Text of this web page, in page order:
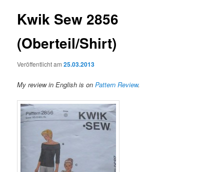
Kwik Sew 2856
(Oberteil/Shirt)
Veröffentlicht am25.03.2013
My review in English is onPattern Review.